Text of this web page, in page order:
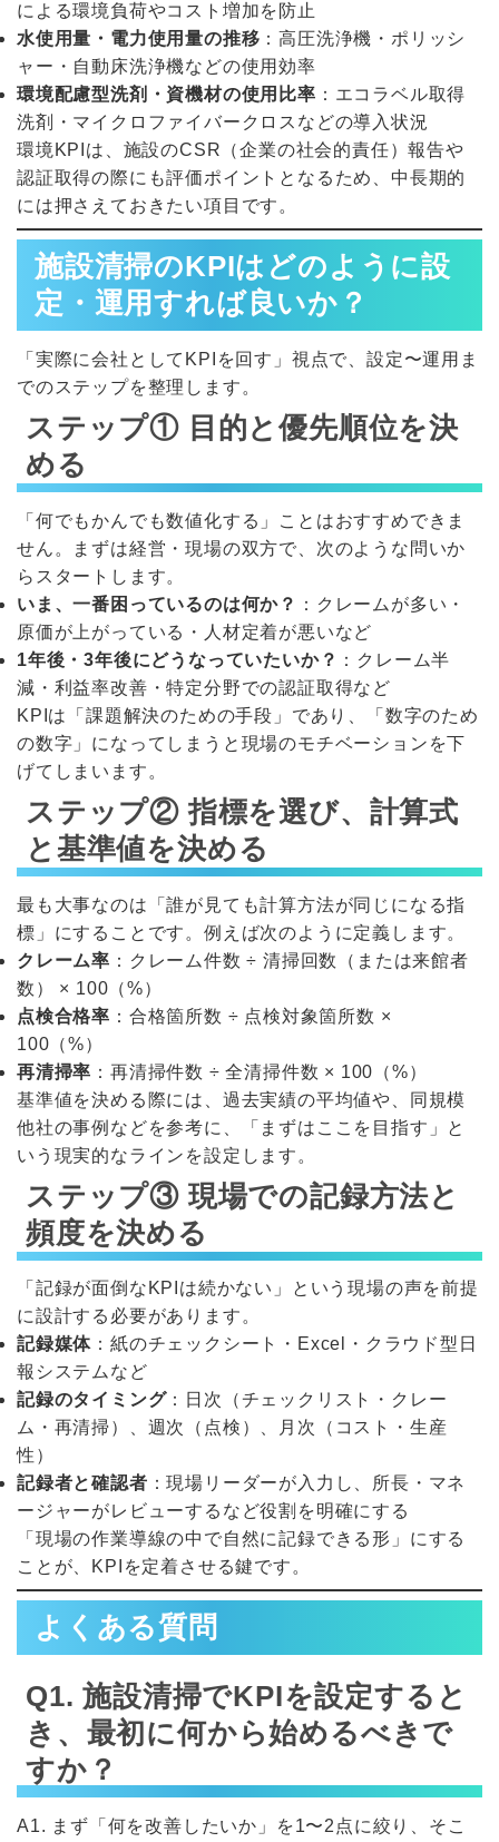
による環境負荷やコスト増加を防止
水使用量・電力使用量の推移 ：高圧洗浄機・ポリッシ
ャー・自動床洗浄機などの使用効率
環境配慮型洗剤・資機材の使用比率 ：エコラベル取得
洗剤・マイクロファイバークロスなどの導入状況
環境KPIは、施設のCSR（企業の社会的責任）報告や
認証取得の際にも評価ポイントとなるため、中長期的
には押さえておきたい項目です。
施設清掃のKPIはどのように設
定・運用すれば良いか？
「実際に会社としてKPIを回す」視点で、設定〜運用ま
でのステップを整理します。
ステップ① 目的と優先順位を決
める
「何でもかんでも数値化する」ことはおすすめできま
せん。まずは経営・現場の双方で、次のような問いか
らスタートします。
いま、一番困っているのは何か？
：クレームが多い・
原価が上がっている・人材定着が悪いなど
1年後・3年後にどうなっていたいか？ ：クレーム半
減・利益率改善・特定分野での認証取得など
KPIは「課題解決のための手段」であり、「数字のため
の数字」になってしまうと現場のモチベーションを下
げてしまいます。
ステップ② 指標を選び、計算式
と基準値を決める
最も大事なのは「誰が見ても計算方法が同じになる指
標」にすることです。例えば次のように定義します。
クレーム率 ：クレーム件数 ÷ 清掃回数（または来館者
数） × 100（%）
点検合格率 ：合格箇所数 ÷ 点検対象箇所数 ×
100（%）
再清掃率 ：再清掃件数 ÷ 全清掃件数 × 100（%）
基準値を決める際には、過去実績の平均値や、同規模
他社の事例などを参考に、「まずはここを目指す」と
いう現実的なラインを設定します。
ステップ③ 現場での記録方法と
頻度を決める
「記録が面倒なKPIは続かない」という現場の声を前提
に設計する必要があります。
記録媒体 ：紙のチェックシート・Excel・クラウド型日
報システムなど
記録のタイミング：日次（チェックリスト・クレー
ム・再清掃）、週次（点検）、月次（コスト・生産
性）
記録者と確認者 ：現場リーダーが入力し、所長・マネ
ージャーがレビューするなど役割を明確にする
「現場の作業導線の中で自然に記録できる形」にする
ことが、KPIを定着させる鍵です。
よくある質問
Q1. 施設清掃でKPIを設定すると
き、最初に何から始めるべきで
すか？
A1. まず「何を改善したいか」を1〜2点に絞り、そこ